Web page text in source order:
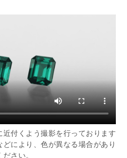
付くよう撮影を行っております
により、色が異なる場合があり
さい。